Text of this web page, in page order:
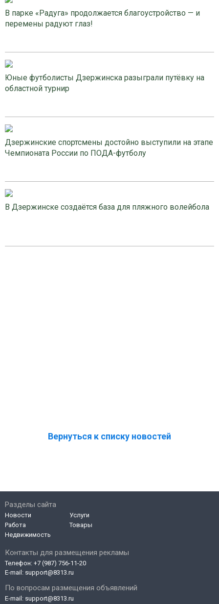
В парке «Радуга» продолжается благоустройство — и
перемены радуют глаз!
Юные футболисты Дзержинска разыграли путёвку на
областной турнир
Дзержинские спортсмены достойно выступили на этапе
Чемпионата России по ПОДА-футболу
В Дзержинске создаётся база для пляжного волейбола
Вернуться к списку новостей
Контакты для размещения рекламы
Телефон: +7 (987) 756-11-20
E-mail: support@8313.ru
По вопросам размещения объявлений
E-mail: support@8313.ru
Разделы сайта
Новости
Работа
Недвижимость
Услуги
Товары